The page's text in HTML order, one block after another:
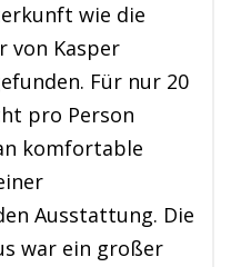
wie die
von Kasper
Für nur 20
pro Person
komfortable
Ausstattung. Die
war ein großer